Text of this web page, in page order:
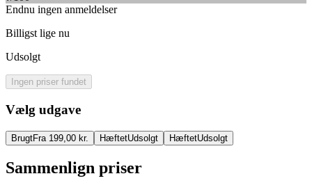
Endnu ingen anmeldelser
Billigst lige nu
Udsolgt
Ingen priser fundet
Vælg udgave
BrugtFra 199,00 kr. HæftetUdsolgt HæftetUdsolgt
Sammenlign priser